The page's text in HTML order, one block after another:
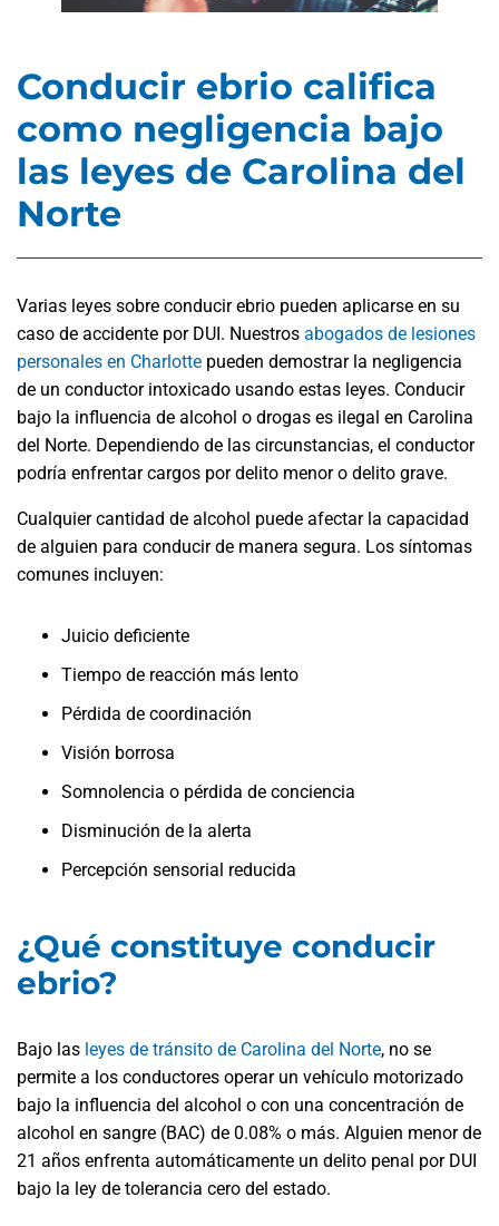
Conducir ebrio califica
como negligencia bajo
las leyes de Carolina del
Norte
Varias leyes sobre conducir ebrio pueden aplicarse en su
caso de accidente por DUI. Nuestros abogados de lesiones
personales en Charlotte pueden demostrar la negligencia
de un conductor intoxicado usando estas leyes. Conducir
bajo la influencia de alcohol o drogas es ilegal en Carolina
del Norte. Dependiendo de las circunstancias, el conductor
podría enfrentar cargos por delito menor o delito grave.
Cualquier cantidad de alcohol puede afectar la capacidad
de alguien para conducir de manera segura. Los síntomas
comunes incluyen:
Juicio deficiente
Tiempo de reacción más lento
Pérdida de coordinación
Visión borrosa
Somnolencia o pérdida de conciencia
Disminución de la alerta
Percepción sensorial reducida
¿Qué constituye conducir
ebrio?
Bajo las leyes de tránsito de Carolina del Norte, no se
permite a los conductores operar un vehículo motorizado
bajo la influencia del alcohol o con una concentración de
alcohol en sangre (BAC) de 0.08% o más. Alguien menor de
21 años enfrenta automáticamente un delito penal por DUI
bajo la ley de tolerancia cero del estado.